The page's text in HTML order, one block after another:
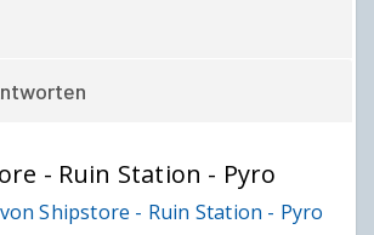
- Ruin Station - Pyro
Shipstore - Ruin Station - Pyro